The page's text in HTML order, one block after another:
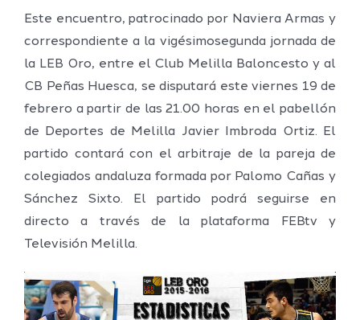
Este encuentro, patrocinado por Naviera Armas y
correspondiente a la vigésimosegunda jornada de
la LEB Oro, entre el Club Melilla Baloncesto y al
CB Peñas Huesca, se disputará este viernes 19 de
febrero a partir de las 21.00 horas en el pabellón
de Deportes de Melilla Javier Imbroda Ortiz. El
partido contará con el arbitraje de la pareja de
colegiados andaluza formada por Palomo Cañas y
Sánchez Sixto. El partido podrá seguirse en
directo a través de la plataforma FEBtv y
Televisión Melilla.